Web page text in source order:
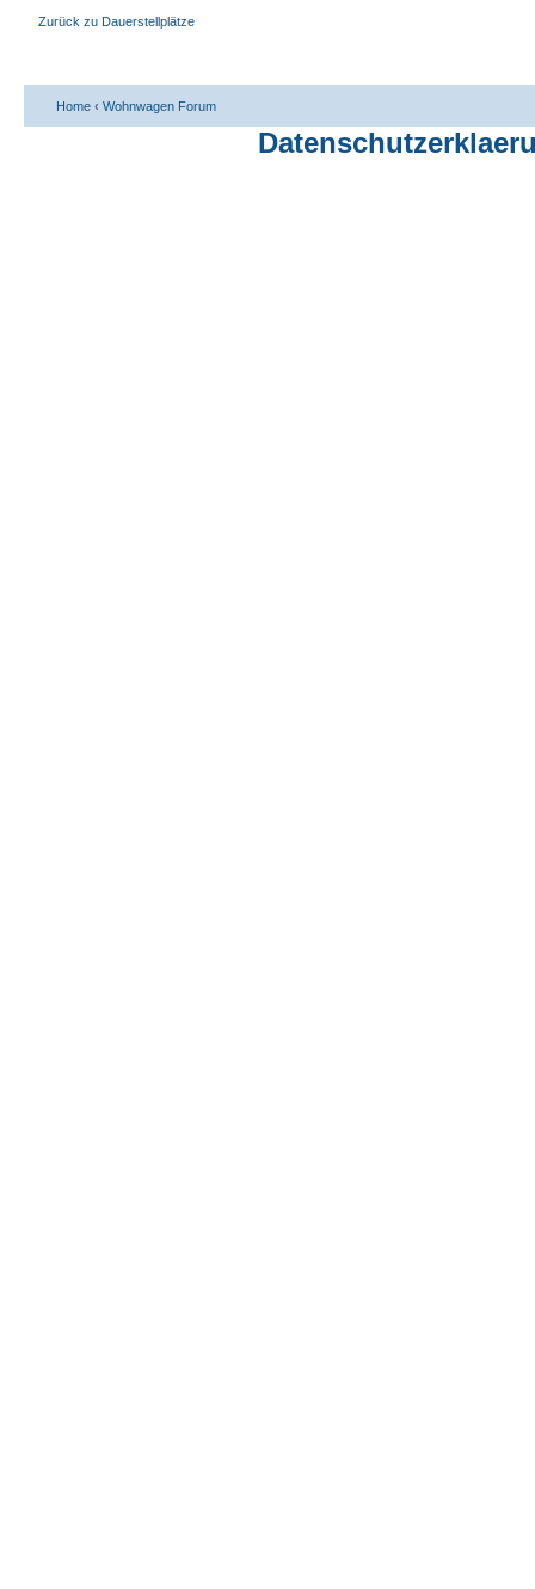
Zurück zu Dauerstellplätze
Home ‹ Wohnwagen Forum